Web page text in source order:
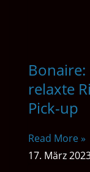
Bonaire:
relaxte
Pick-up
Read More »
17. März